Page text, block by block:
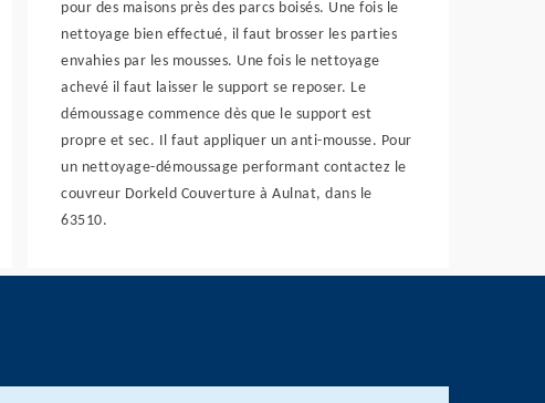
pour des maisons près des parcs boisés. Une fois le
nettoyage bien effectué, il faut brosser les parties
envahies par les mousses. Une fois le nettoyage
achevé il faut laisser le support se reposer. Le
démoussage commence dès que le support est
propre et sec. Il faut appliquer un anti-mousse. Pour
un nettoyage-démoussage performant contactez le
couvreur Dorkeld Couverture à Aulnat, dans le
63510.